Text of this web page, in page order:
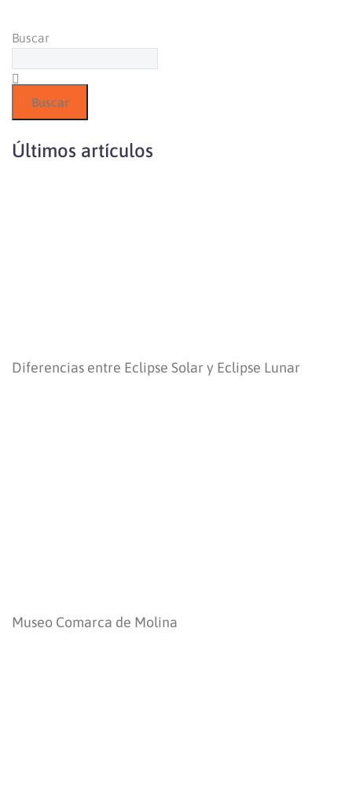
Buscar
Buscar
Últimos artículos
Diferencias entre Eclipse Solar y Eclipse Lunar
Museo Comarca de Molina